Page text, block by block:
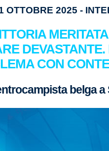
OTTOBRE 2025 -
DEVASTANTE.
CON
belga a